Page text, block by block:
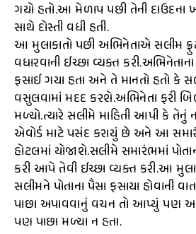
ગયો હતો.આ મેળાપ પછી તેની દાઉદના
સાથે દોસ્તી વધી હતી.
આ મુલાકાતો પછી અભિનેતાએ સલીમ ફ્રુટ
વધારવાની ઈચ્છા વ્યક્ત
ફસાઈ ગયા હતા અને તે માનતો હતો કે
વસુલવામાં મદદ કરશે.અભિનેતા ફરી
મળ્યો.ત્યારે સલીમે માહિતી આપી કે તેનું
એવોર્ડ માટે પસંદ કરાયું છે અને આ
હોટલમાં યોજાશે.સલીમે સમારંભમાં
કરી આપે તેવી ઈચ્છા વ્યક્ત કરી.આ
સલીમને પોતાના પૈસા ફસાયા હોવાની
પાછા અપાવવાનું વચન તો આપ્યું પણ
પણ પાછા મળ્યા ન હતા.